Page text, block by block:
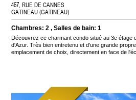
467, RUE DE CANNES
GATINEAU (GATINEAU)
Chambres: 2 , Salles de bain: 1
Découvrez ce charmant condo situé au 3e étage
d'Azur. Très bien entretenu et d'une grande
emplacement de choix, directement en face de